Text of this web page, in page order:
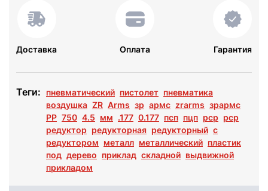
Доставка Оплата Гарантия
Теги: пневматический пистолет пневматика
воздушка ZR Arms зр армс zrarms зрармс
PP 750 4.5 мм .177 0.177 псп пцп рср pcp
редуктор редукторная редукторный с
редуктором металл металлический пластик
под дерево приклад складной выдвижной
прикладом